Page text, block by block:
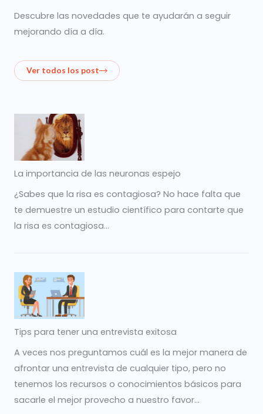
Descubre las novedades que te ayudarán a seguir
mejorando día a día.
Ver todos los post
La importancia de las neuronas espejo
¿Sabes que la risa es contagiosa? No hace falta que
te demuestre un estudio científico para contarte que
la risa es contagiosa…
Tips para tener una entrevista exitosa
A veces nos preguntamos cuál es la mejor manera de
afrontar una entrevista de cualquier tipo, pero no
tenemos los recursos o conocimientos básicos para
sacarle el mejor provecho a nuestro favor...